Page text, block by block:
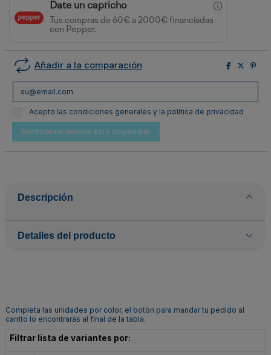
Date un capricho
Tus compras de 60€ a 2000€ financiadas
con Pepper.
Añadir a la comparación
Acepto las condiciones generales y la política de privacidad
Descripción
Detalles del producto
Completa las unidades por color, el botón para mandar tu pedido al
carrito lo encontrarás al final de la tabla.
Filtrar lista de variantes por: